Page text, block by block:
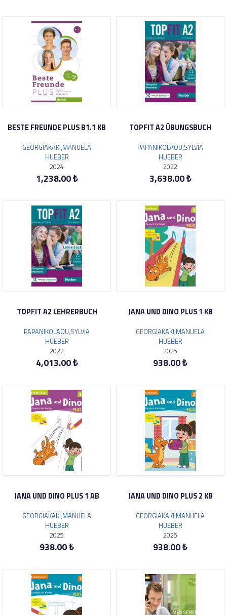
BESTE FREUNDE PLUS B1.1 KB
GEORGIAKAKI,MANUELA
HUEBER
2024
1,238.00 ₺
TOPFIT A2 ÜBUNGSBUCH
PAPANIKOLAOU,SYLVIA
HUEBER
2022
3,638.00 ₺
TOPFIT A2 LEHRERBUCH
PAPANIKOLAOU,SYLVIA
HUEBER
2022
4,013.00 ₺
JANA UND DINO PLUS 1 KB
GEORGIAKAKI,MANUELA
HUEBER
2025
938.00 ₺
JANA UND DINO PLUS 1 AB
GEORGIAKAKI,MANUELA
HUEBER
2025
938.00 ₺
JANA UND DINO PLUS 2 KB
GEORGIAKAKI,MANUELA
HUEBER
2025
938.00 ₺